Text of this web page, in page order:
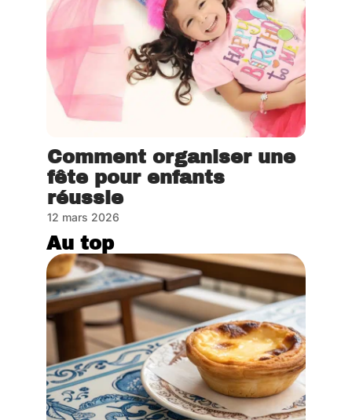
Comment organiser une
fête pour enfants
réussie
12 mars 2026
Au top